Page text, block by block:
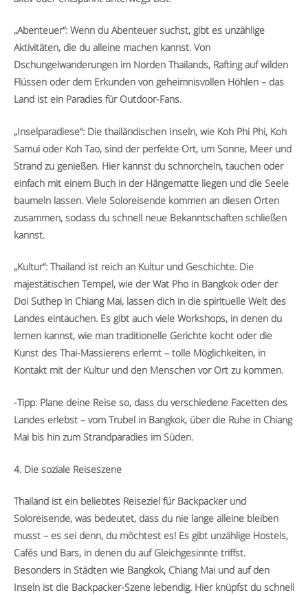
„Abenteuer“: Wenn du Abenteuer suchst, gibt es unzählige
Aktivitäten, die du alleine machen kannst. Von
Dschungelwanderungen im Norden Thailands, Rafting auf wilden
Flüssen oder dem Erkunden von geheimnisvollen Höhlen – das
Land ist ein Paradies für Outdoor-Fans.
„Inselparadiese“: Die thailändischen Inseln, wie Koh Phi Phi, Koh
Samui oder Koh Tao, sind der perfekte Ort, um Sonne, Meer und
Strand zu genießen. Hier kannst du schnorcheln, tauchen oder
einfach mit einem Buch in der Hängematte liegen und die Seele
baumeln lassen. Viele Soloreisende kommen an diesen Orten
zusammen, sodass du schnell neue Bekanntschaften schließen
kannst.
„Kultur“: Thailand ist reich an Kultur und Geschichte. Die
majestätischen Tempel, wie der Wat Pho in Bangkok oder der
Doi Suthep in Chiang Mai, lassen dich in die spirituelle Welt des
Landes eintauchen. Es gibt auch viele Workshops, in denen du
lernen kannst, wie man traditionelle Gerichte kocht oder die
Kunst des Thai-Massierens erlernt – tolle Möglichkeiten, in
Kontakt mit der Kultur und den Menschen vor Ort zu kommen.
-Tipp: Plane deine Reise so, dass du verschiedene Facetten des
Landes erlebst – vom Trubel in Bangkok, über die Ruhe in Chiang
Mai bis hin zum Strandparadies im Süden.
4. Die soziale Reiseszene
Thailand ist ein beliebtes Reiseziel für Backpacker und
Soloreisende, was bedeutet, dass du nie lange alleine bleiben
musst – es sei denn, du möchtest es! Es gibt unzählige Hostels,
Cafés und Bars, in denen du auf Gleichgesinnte triffst.
Besonders in Städten wie Bangkok, Chiang Mai und auf den
Inseln ist die Backpacker-Szene lebendig. Hier knüpfst du schnell